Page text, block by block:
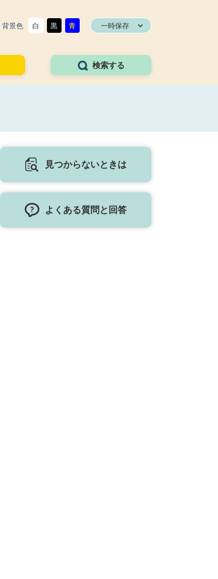
背景色 白 黒 青 一時保存
検索する
見つからないときは
よくある質問と回答